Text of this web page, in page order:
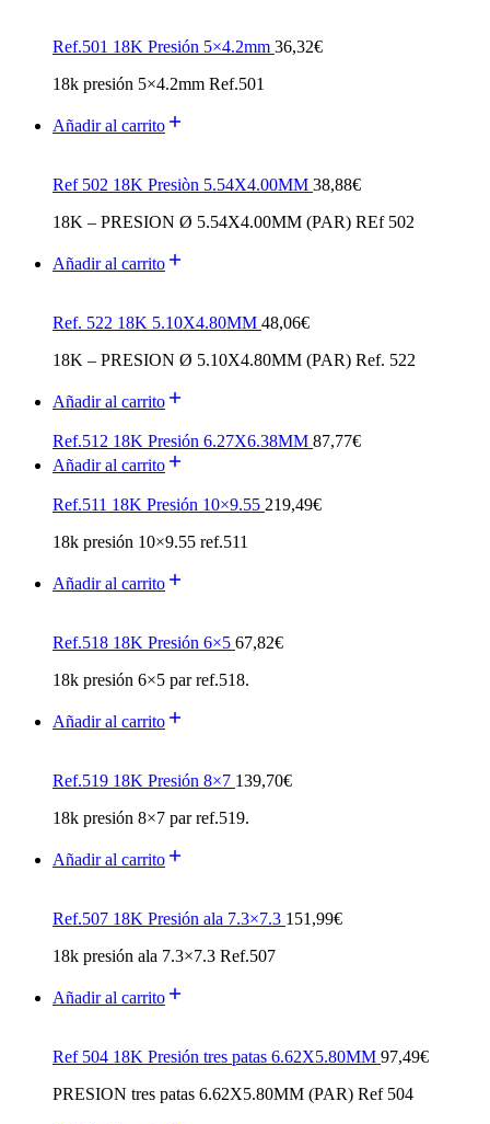
Ref.501 18K Presión 5×4.2mm 36,32€
18k presión 5×4.2mm Ref.501
Añadir al carrito
Ref 502 18K Presiòn 5.54X4.00MM 38,88€
18K – PRESION Ø 5.54X4.00MM (PAR) REf 502
Añadir al carrito
Ref. 522 18K 5.10X4.80MM 48,06€
18K – PRESION Ø 5.10X4.80MM (PAR) Ref. 522
Añadir al carrito
Ref.512 18K Presión 6.27X6.38MM 87,77€
Añadir al carrito
Ref.511 18K Presión 10×9.55 219,49€
18k presión 10×9.55 ref.511
Añadir al carrito
Ref.518 18K Presión 6×5 67,82€
18k presión 6×5 par ref.518.
Añadir al carrito
Ref.519 18K Presión 8×7 139,70€
18k presión 8×7 par ref.519.
Añadir al carrito
Ref.507 18K Presión ala 7.3×7.3 151,99€
18k presión ala 7.3×7.3 Ref.507
Añadir al carrito
Ref 504 18K Presión tres patas 6.62X5.80MM 97,49€
PRESION tres patas 6.62X5.80MM (PAR) Ref 504